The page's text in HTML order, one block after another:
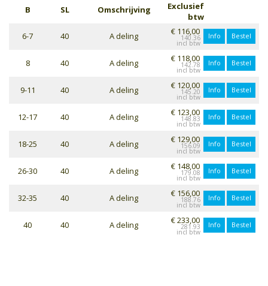
B SL Omschrijving
Exclusief
btw
6-7
40 A deling € 116,00
140.36 Info Bestel
8 40 A deling € 118,00
142.78 Info Bestel
9-11 40 A deling € 120,00
145.20 Info Bestel
12-17 40 A deling € 123,00
148.83 Info Bestel
18-25 40 A deling € 129,00
156.09 Info Bestel
26-30 40 A deling € 148,00
179.08 Info Bestel
32-35 40 A deling € 156,00
188.76 Info Bestel
40 40 A deling € 233,00
281.93 Info Bestel